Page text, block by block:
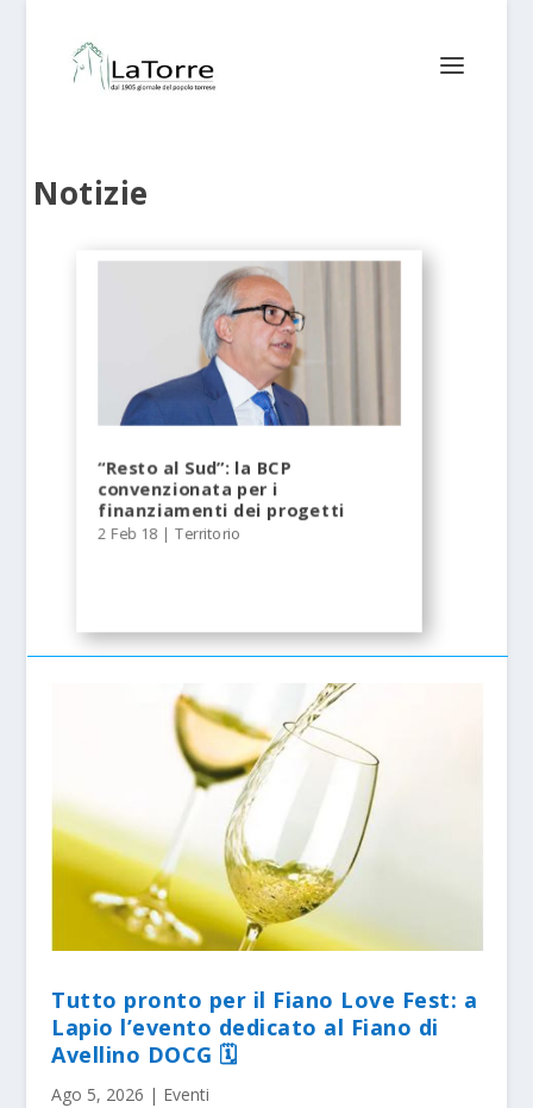
Notizie
“Resto al Sud”: la BCP
convenzionata per i
finanziamenti dei progetti
2 Feb 18 |Territorio
Tutto pronto per il Fiano Love Fest: a
Lapio l’evento dedicato al Fiano di
Avellino DOCG 🗓
Ago 5, 2026 | Eventi